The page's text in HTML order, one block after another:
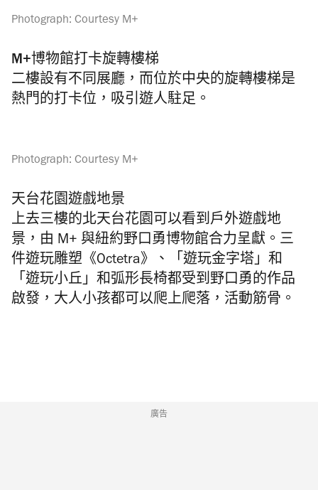
Photograph: Courtesy M+
M+博物館打卡旋轉樓梯
二樓設有不同展廳，而位於中央的旋轉樓梯是
熱門的打卡位，吸引遊人駐足。
Photograph: Courtesy M+
天台花園遊戲地景
上去三樓的北天台花園可以看到戶外遊戲地
景，由 M+ 與紐約野口勇博物館合力呈獻。三
件遊玩雕塑《Octetra》、「遊玩金字塔」和
「遊玩小丘」和弧形長椅都受到野口勇的作品
啟發，大人小孩都可以爬上爬落，活動筋骨。
廣告